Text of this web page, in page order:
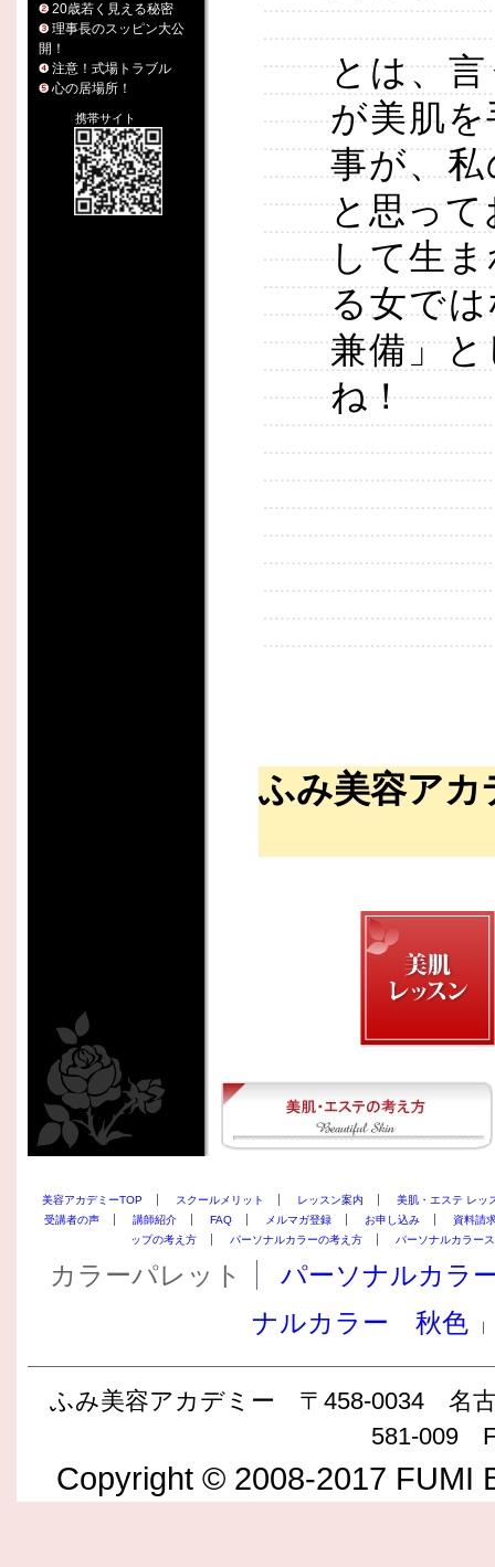
20歳若く見える秘密
理事長のスッピン大公
開！
注意！式場トラブル
心の居場所！
携帯サイト
とは、
が美肌
事が、
と思っ
して生
る女で
兼備」
ね！
ふみ美容アカ
美容アカデミーTOP スクールメリット レッスン案内
美肌・エステ レッ
受講者の声
講師紹介 FAQ メルマガ登録 お申し込み
資料請
ップの考え方
パーソナルカラーの考え方 パーソナルカラー
カラーパレット
パーソナルカラ
ナルカラー 秋色
ふみ美容アカデミー 〒458-0034 名
581-009
Copyright © 2008-2017 FUMI